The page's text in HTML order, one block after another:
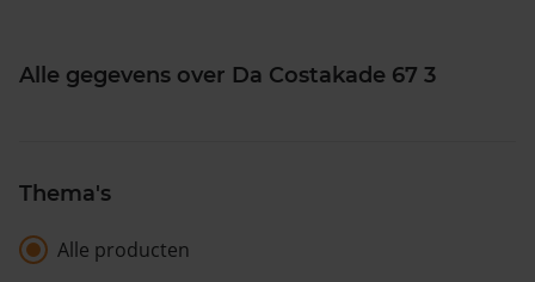
Alle gegevens over Da Costakade 67 3
Thema's
Alle producten